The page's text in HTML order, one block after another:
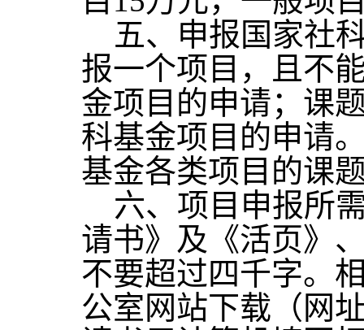
五、申报国家社
报一个项目，且不
金项目的申请；课
科基金项目的申请
基金各类项目的课
六、项目申报所
请书》及《活页》
不要超过四千字。
公室网站下载（网